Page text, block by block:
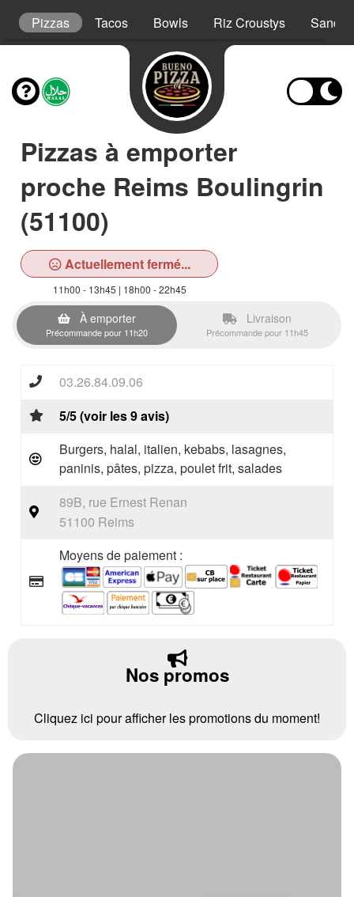
Pizzas Tacos Bowls Riz Croustys
Pizzas à emporter
proche Reims Boulingrin
(51100)
Actuellement fermé...
11h00 - 13h45 | 18h00 - 22h45
À emporter
Précommande pour 11h20
Livraison
Précommande pour 11h45
03.26.84.09.06
5/5 (voir les 9 avis)
Burgers, halal, italien, kebabs, lasagnes,
paninis, pâtes, pizza, poulet frit, salades
89B, rue Ernest Renan
51100 Reims
Moyens de paiement :
Nos promos
Cliquez ici pour afficher les promotions du moment!